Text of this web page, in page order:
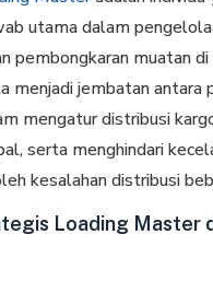
utama dalam
pembongkaran muatan
menjadi jembatan antara
mengatur distribusi
serta menghindari
kesalahan distribusi
Loading Master